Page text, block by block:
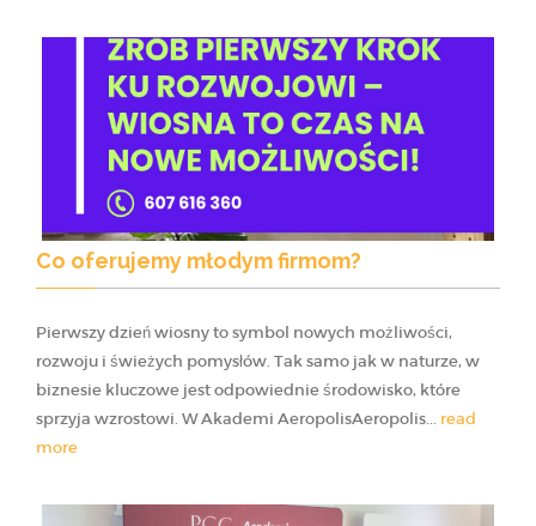
Co oferujemy młodym firmom?
Pierwszy dzień wiosny to symbol nowych możliwości,
rozwoju i świeżych pomysłów. Tak samo jak w naturze, w
biznesie kluczowe jest odpowiednie środowisko, które
sprzyja wzrostowi. W Akademi AeropolisAeropolis... read
more